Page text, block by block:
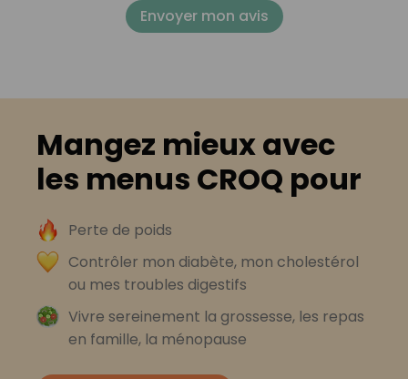
Envoyer mon avis
Mangez mieux avec
les menus CROQ pour
Perte de poids
Contrôler mon diabète, mon cholestérol
ou mes troubles digestifs
Vivre sereinement la grossesse, les repas
en famille, la ménopause